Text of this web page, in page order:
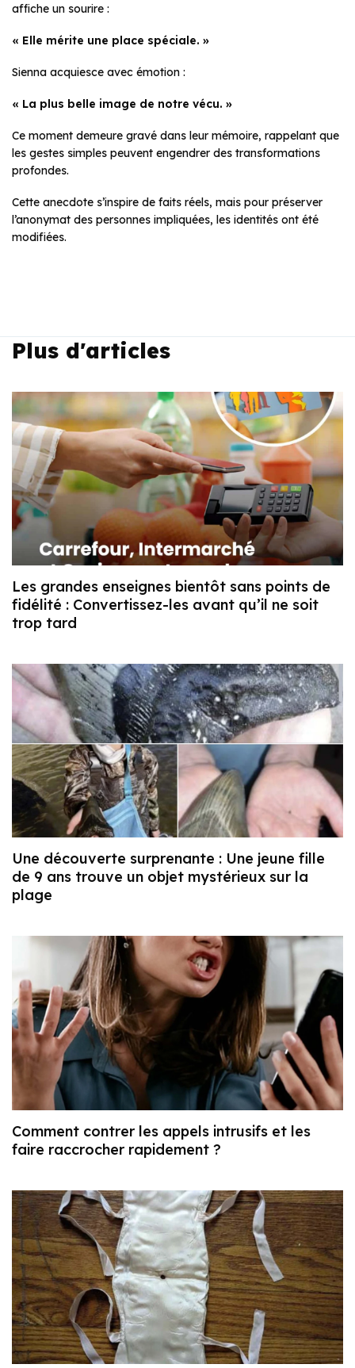
affiche un sourire :
« Elle mérite une place spéciale. »
Sienna acquiesce avec émotion :
« La plus belle image de notre vécu. »
Ce moment demeure gravé dans leur mémoire, rappelant que
les gestes simples peuvent engendrer des transformations
profondes.
Cette anecdote s’inspire de faits réels, mais pour préserver
l’anonymat des personnes impliquées, les identités ont été
modifiées.
Plus d'articles
Les grandes enseignes bientôt sans points de
fidélité : Convertissez-les avant qu’il ne soit
trop tard
Une découverte surprenante : Une jeune fille
de 9 ans trouve un objet mystérieux sur la
plage
Comment contrer les appels intrusifs et les
faire raccrocher rapidement ?